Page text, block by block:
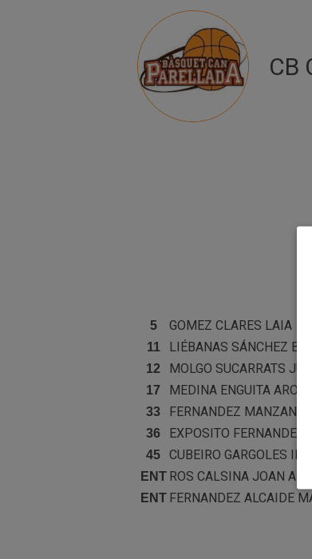
CB
5 GOMEZ CLARES LAIA
11 LIÉBANAS SÁNCHEZ
12 MOLGO SUCARRATS
17 MEDINA ENGUITA AROA
33 FERNANDEZ MANZANO
36 EXPOSITO FERNANDEZ
45 CUBEIRO GARGOLES
ENT ROS CALSINA JOAN
ENT FERNANDEZ ALCAIDE